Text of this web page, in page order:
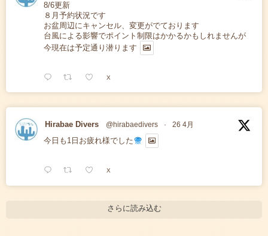
8/6更新
８月予約状況です
お盆周辺にキャンセル、変更がでております
台風による影響でポイント制限はかかるかもしれませんが
今現在は予定通り潜ります
X
Hirabae Divers @hirabaedivers · 26 4月
今日も1日お疲れ様でした
X
さらに読み込む